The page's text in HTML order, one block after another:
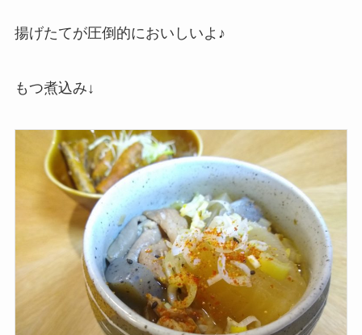
揚げたてが圧倒的においしいよ♪
もつ煮込み↓